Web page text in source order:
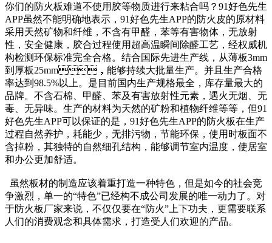
你们的防火板难道不使用胶等物质进行来粘合吗？91好色先生
APP虽然不能明确地表示，91好色先生APP的防火皮的原材料
采用天然矿物和纤维，不含有甲醛，苯等有害物体，无放射
性，安全健康，胶合过程使用超高温瞬间除醛工艺，经权威机
构检测环保标准完全合格。结合国际先进生产线，从薄板3mm
到厚板25mm，能够持续大批量生产。并且生产合格
率达到98.5%以上。是目前国内生产规格最全，库存量最大的
品牌。不含石棉、甲醛、苯及有害放射性元素，遇火无烟、无
毒、无异味。生产的材料为天然的矿粉和植物纤维等等，但91
好色先生APP可以保证的是，91好色先生APP的防火板在生产
过程自然养护，耗能少，无排污物，节能环保，使用时板面不
含掉粉，其独特的自然细孔结构，能够调节室内温度，使居室
和办公更加舒适。
虽然板材的制造应该着重打造一种特色，但是如今的社会竞
争激烈，单一的“特色”已经构不成公司发展的唯一动力了。对
于防火板厂家来说，不仅仅要在“防火”上下功夫，更需要联系
人们的消费观念和具体需求，打造受人们欢迎的产品。